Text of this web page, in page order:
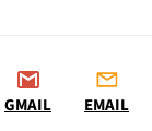
GMAIL EMAIL